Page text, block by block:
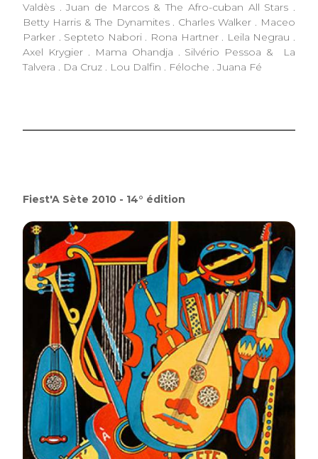
Valdès . Juan de Marcos & The Afro-cuban All Stars .
Betty Harris & The Dynamites . Charles Walker . Maceo
Parker . Septeto Nabori . Rona Hartner . Leila Negrau .
Axel Krygier . Mama Ohandja . Silvério Pessoa & La
Talvera . Da Cruz . Lou Dalfin . Féloche . Juana Fé
Fiest'A Sète 2010 - 14° édition